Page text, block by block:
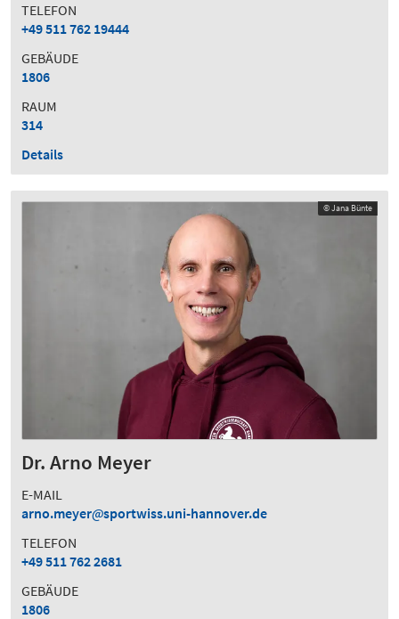
TELEFON
+49 511 762 19444
GEBÄUDE
1806
RAUM
314
Details
Dr. Arno Meyer
E-MAIL
arno.meyer
sportwiss.uni-hannover.de
TELEFON
+49 511 762 2681
GEBÄUDE
1806
© Jana Bünte